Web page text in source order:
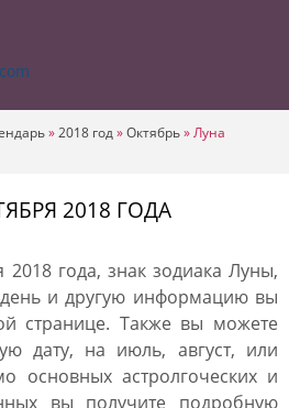
»2018 год»Октябрь»Луна
2018 ГОДА
года, знак зодиака Луны,
и другую информацию вы
странице. Также вы можете
дату, на июль, август, или
основных астролгоческих и
вы получите подробную